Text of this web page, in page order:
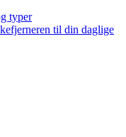
typer
til din daglige